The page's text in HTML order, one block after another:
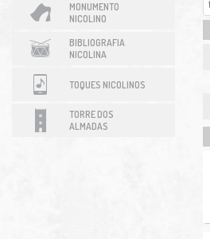
MONUMENTO
NICOLINO
BIBLIOGRAFIA
NICOLINA
TOQUES NICOLINOS
TORRE DOS
ALMADAS